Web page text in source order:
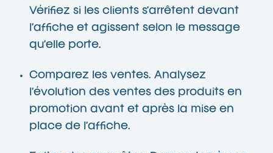
Vérifiez si les clients s’arrêtent devant
l’affiche et agissent selon le message
qu’elle porte.
Comparez les ventes. Analysez
l’évolution des ventes des produits en
promotion avant et après la mise en
place de l’affiche.